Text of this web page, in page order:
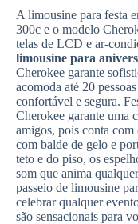
A limousine para festa
300c e o modelo
telas de LCD e ar-
limousine para
Cherokee garante
acomoda até 20
confortável e segura.
Cherokee garante uma
amigos, pois conta
com balde de gelo e
teto e do piso, os
som que anima
passeio de limousine
celebrar qualquer
são sensacionais para